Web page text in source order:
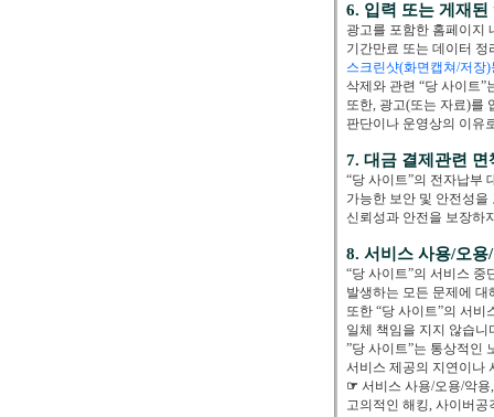
6. 입력 또는 게재
광고를 포함한 홈페이지
기간만료 또는 데이터
스크린샷(화면캡쳐/저장
삭제와 관련 “당 사이트
또한, 광고(또는 자료)를
판단이나 운영상의 이유
7. 대금 결제관련 면
“당 사이트”의 전자납부
가능한 보안 및 안전성을
신뢰성과 안전을 보장하
8. 서비스 사용/오
“당 사이트”의 서비스
발생하는 모든 문제에 대
또한 “당 사이트”의 서
일체 책임을 지지 않습니
”당 사이트”는 통상적인
서비스 제공의 지연이나
☞ 서비스 사용/오용/악
고의적인 해킹, 사이버